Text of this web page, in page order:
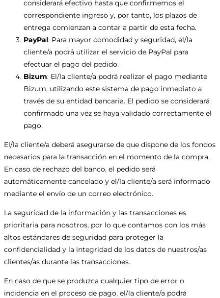
considerará efectivo hasta que confirmemos el
correspondiente ingreso y, por tanto, los plazos de
entrega comienzan a contar a partir de esta fecha.
PayPal: Para mayor comodidad y seguridad, el/la
cliente/a podrá utilizar el servicio de PayPal para
efectuar el pago del pedido.
Bizum: El/la cliente/a podrá realizar el pago mediante
Bizum, utilizando este sistema de pago inmediato a
través de su entidad bancaria. El pedido se considerará
confirmado una vez se haya validado correctamente el
pago.
El/la cliente/a deberá asegurarse de que dispone de los fondos
necesarios para la transacción en el momento de la compra.
En caso de rechazo del banco, el pedido será
automáticamente cancelado y el/la cliente/a será informado
mediante el envío de un correo electrónico.
La seguridad de la información y las transacciones es
prioritaria para nosotros, por lo que contamos con los más
altos estándares de seguridad para proteger la
confidencialidad y la integridad de los datos de nuestros/as
clientes/as durante las transacciones.
En caso de que se produzca cualquier tipo de error o
incidencia en el proceso de pago, el/la cliente/a podrá